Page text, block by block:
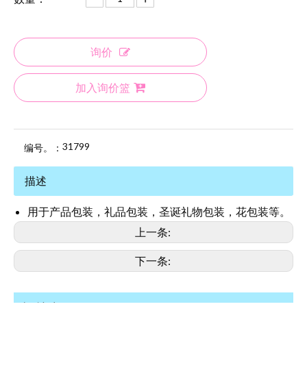
询价
加入询价篮
编号。： 31799
描述
用于产品包装，礼品包装，圣诞礼物包装，花包装等。
上一条:
下一条: